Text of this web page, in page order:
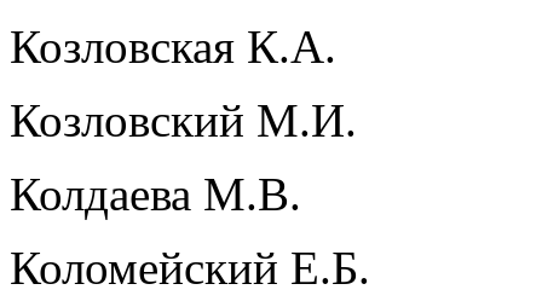
Козловская К.А.
Козловский М.И.
Колдаева М.В.
Коломейский Е.Б.